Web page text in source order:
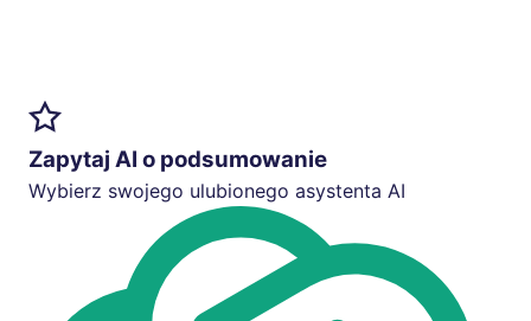
Zapytaj AI o podsumowanie
Wybierz swojego ulubionego asystenta AI